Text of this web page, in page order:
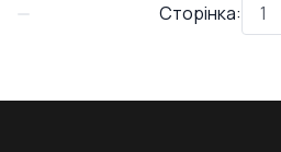
Сторінка: